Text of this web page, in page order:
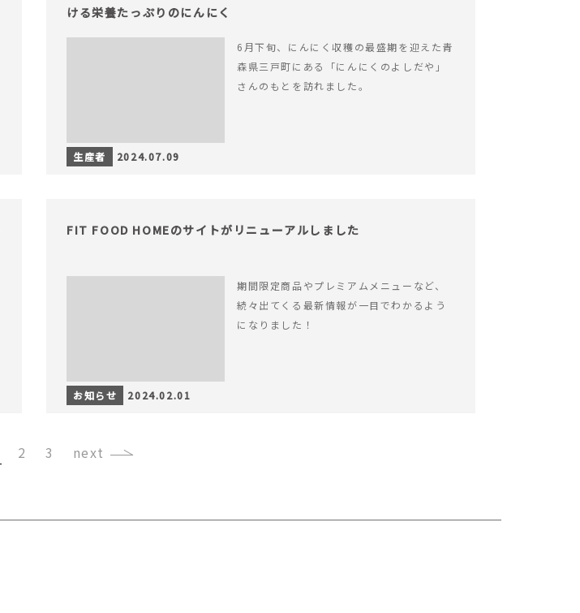
ける栄養たっぷりのにんにく
6月下旬、にんにく収穫の最盛期を迎えた青
森県三戸町にある「にんにくのよしだや」
さんのもとを訪れました。
生産者 2024.07.09
FIT FOOD HOMEのサイトがリニューアルしました
期間限定商品やプレミアムメニューなど、
続々出てくる最新情報が一目でわかるよう
になりました！
お知らせ 2024.02.01
2 3 ›